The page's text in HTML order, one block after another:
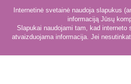
Internetinė svetainė naudoja slapukus
informaciją Jūsų
Slapukai naudojami tam, kad interneto
atvaizduojama informacija. Jei
Teptukai